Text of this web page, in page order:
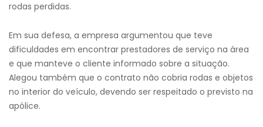
rodas perdidas.
Em sua defesa, a empresa argumentou que teve
dificuldades em encontrar prestadores de serviço na área
e que manteve o cliente informado sobre a situação.
Alegou também que o contrato não cobria rodas e objetos
no interior do veículo, devendo ser respeitado o previsto na
apólice.